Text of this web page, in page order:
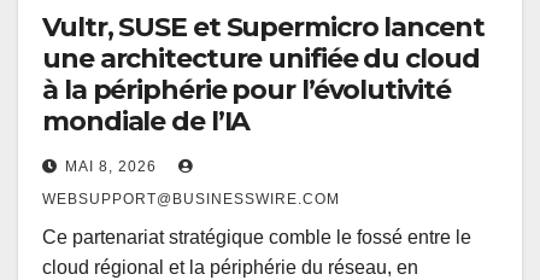
Vultr, SUSE et Supermicro lancent
une architecture unifiée du cloud
à la périphérie pour l’évolutivité
mondiale de l’IA
MAI 8, 2026
WEBSUPPORT@BUSINESSWIRE.COM
Ce partenariat stratégique comble le fossé entre le
cloud régional et la périphérie du réseau, en